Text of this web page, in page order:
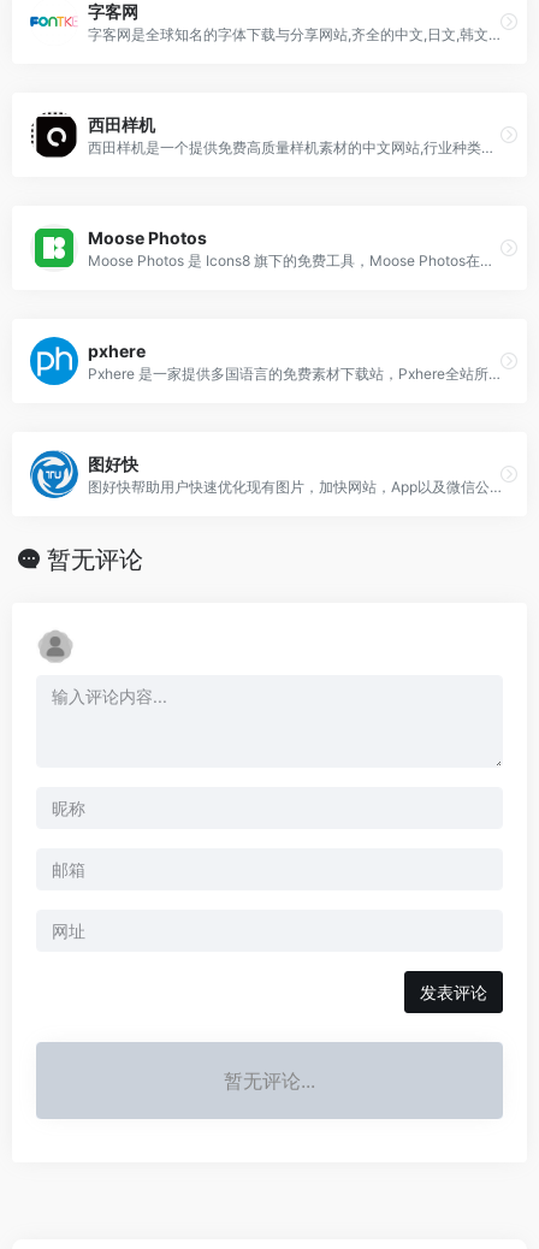
字客网
字客网是全球知名的字体下载与分享网站,齐全的中文,日文,韩文,英文,图标,美术设计,毛笔,钢笔,手写,书法字体大全,提供找字体, 目前字客网字体频道收录18456个
西田样机
西田样机是一个提供免费高质量样机素材的中文网站,行业种类主要包括美妆洗化、食品饮料、包装盒袋、办公用品等。西田样机提供免费样机素材/Mockup模板/PSD贴图素材
Moose Photos
Moose Photos 是 Icons8 旗下的免费工具，Moose Photos在线图片制作，让用户自行挑选背景图、人物、物件，利用拖曳、放大缩小等方式设计出
pxhere
Pxhere 是一家提供多国语言的免费素材下载站，Pxhere全站所提供的摄影图片基于CC0许可协议，目前提供了超过 100万张高质量的免费高清商业素材，不论是个人
图好快
图好快帮助用户快速优化现有图片，加快网站，App以及微信公众号的页面加载速度。在图好快在线图片压缩官网，支持GIF动图压缩，PNG压缩，JPG压缩。精确控制照片长宽
暂无评论
暂无评论...